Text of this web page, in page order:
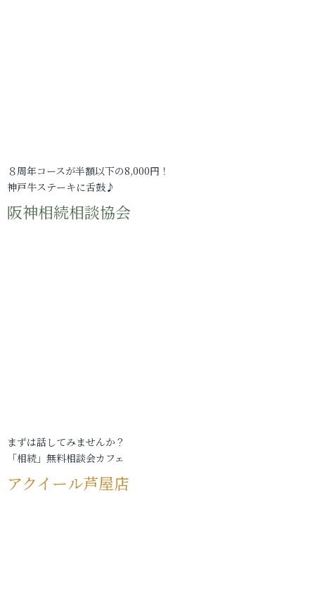
８周年コースが半額以下の8,000円！
神戸牛ステーキに舌鼓♪
阪神相続相談協会
まずは話してみませんか？
「相続」無料相談会カフェ
アクイール芦屋店